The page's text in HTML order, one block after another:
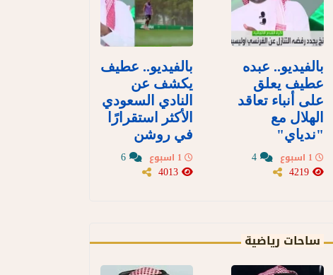
بالفيديو.. عبده
عطيف يعلق
على أنباء تعاقد
الهلال مع
"ندياي"
بالفيديو.. عطيف
يكشف عن
النادي السعودي
الأكثر استقرارًا
في روشن
ساحات رياضية